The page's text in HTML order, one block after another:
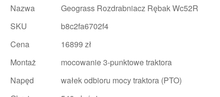
Nazwa
Geograss Rozdrabniacz Rębak Wc52R
SKU
b8c2fa6702f4
Cena
16899 zł
Montaż
mocowanie 3-punktowe traktora
Napęd
wałek odbioru mocy traktora (PTO)